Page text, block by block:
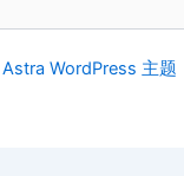
Astra WordPress 主题